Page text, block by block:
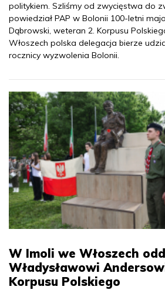
politykiem. Szliśmy od zwycięstwa do
powiedział PAP w Bolonii 100-letni
Dąbrowski, weteran 2. Korpusu
Włoszech polska delegacja bierze
rocznicy wyzwolenia Bolonii.
W Imoli we Włoszech
Władysławowi
Korpusu Polskiego